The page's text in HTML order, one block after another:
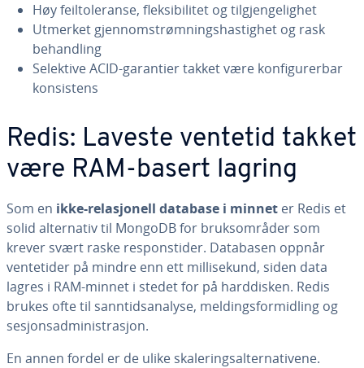
Høy feiltoleranse, fleksibilitet og tilgjengelighet
Utmerket gjennomstrømningshastighet og rask
behandling
Selektive ACID-garantier takket være konfigurerbar
konsistens
Redis: Laveste ventetid takket
være RAM-basert lagring
Som en ikke-relasjonell database i minnet er Redis et
solid alternativ til MongoDB for bruksområder som
krever svært raske responstider. Databasen oppnår
ventetider på mindre enn ett millisekund, siden data
lagres i RAM-minnet i stedet for på harddisken. Redis
brukes ofte til sanntidsanalyse, meldingsformidling og
sesjonsadministrasjon.
En annen fordel er de ulike skaleringsalternativene.